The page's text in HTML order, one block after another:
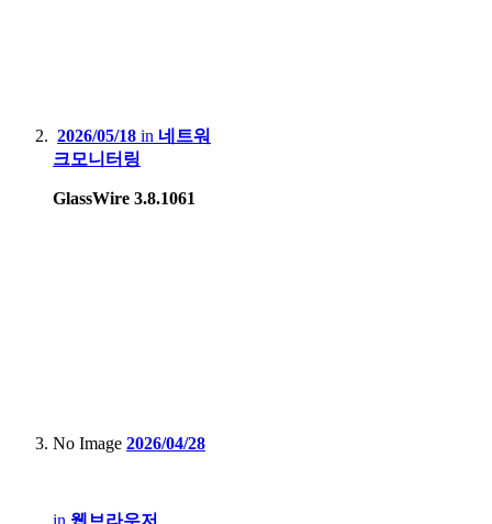
2026/05/18 in 네트워
크모니터링
GlassWire 3.8.1061
No Image 2026/04/28